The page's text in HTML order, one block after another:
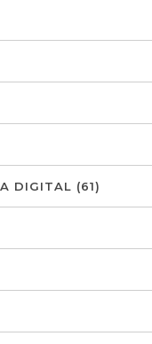
DIGITAL (61)